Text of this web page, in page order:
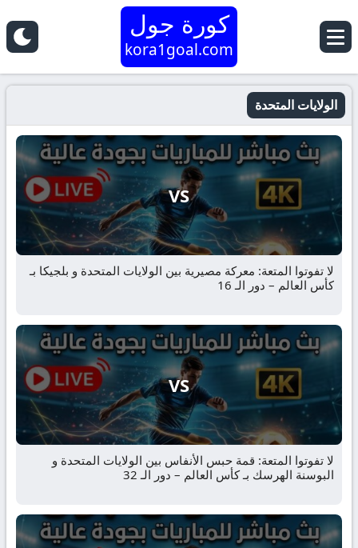
كورة جول
kora1goal.com
الولايات المتحدة
VS
لا تفوتوا المتعة: معركة مصيرية بين الولايات المتحدة و بلجيكا بـ
كأس العالم – دور الـ 16
VS
لا تفوتوا المتعة: قمة حبس الأنفاس بين الولايات المتحدة و
البوسنة الهرسك بـ كأس العالم – دور الـ 32